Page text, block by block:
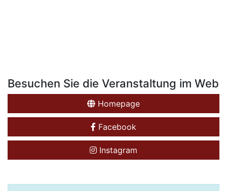
Besuchen Sie die Veranstaltung im Web
Homepage
Facebook
Instagram